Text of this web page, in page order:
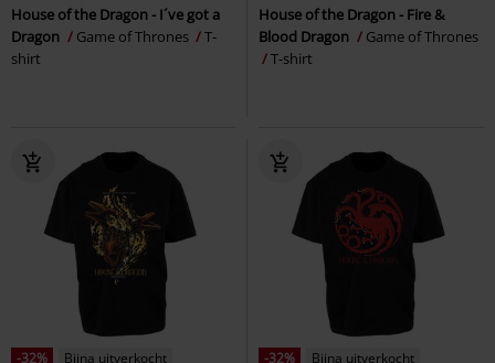
House of the Dragon - I´ve got a
Dragon
Game of Thrones
T-
shirt
House of the Dragon - Fire &
Blood Dragon
Game of Thrones
T-shirt
-32% Bijna uitverkocht -32% Bijna uitverkocht